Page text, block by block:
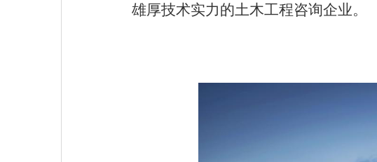
雄厚技术实力的土木工程咨询企业。